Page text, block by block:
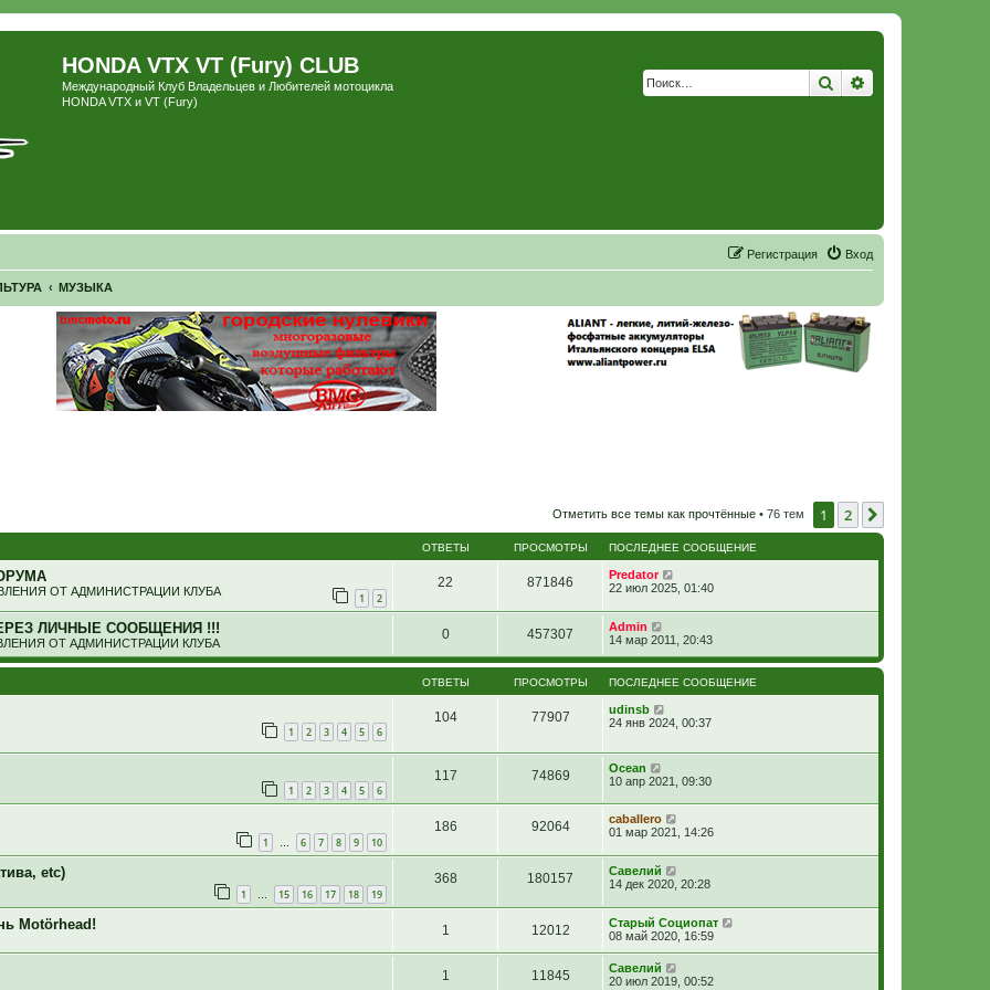
HONDA VTX VT (Fury) CLUB
Международный Клуб Владельцев и Любителей мотоцикла
HONDA VTX и VT (Fury)
Поиск
Вход
Регистрация
МУЗЫКА
Отметить все темы как прочтённые • 76 тем 1 2
ОТВЕТЫ ПРОСМОТРЫ ПОСЛЕДНЕЕ СООБЩЕНИЕ
ОТ АДМИНИСТРАЦИИ КЛУБА 1 2
22 871846
Predator
22 июл 2025, 01:40
ЛИЧНЫЕ СООБЩЕНИЯ !!!
ОТ АДМИНИСТРАЦИИ КЛУБА
0 457307
Admin
14 мар 2011, 20:43
ОТВЕТЫ ПРОСМОТРЫ ПОСЛЕДНЕЕ СООБЩЕНИЕ
1 2 3 4 5 6
104 77907
udinsb
24 янв 2024, 00:37
1 2 3 4 5 6
117 74869
Ocean
10 апр 2021, 09:30
1 … 6 7 8 9 10
186 92064
caballero
01 мар 2021, 14:26
etc)
1 … 15 16 17 18 19
368 180157
Савелий
14 дек 2020, 20:28
Motörhead! 1 12012
Старый Социопат
08 май 2020, 16:59
1 11845
Савелий
20 июл 2019, 00:52